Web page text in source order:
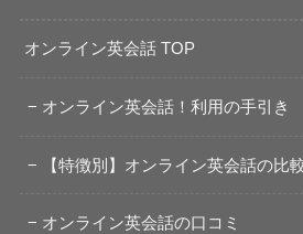
オンライン英会話 TOP
オンライン英会話！利用の手引き
【特徴別】オンライン英会話の比
オンライン英会話の口コミ